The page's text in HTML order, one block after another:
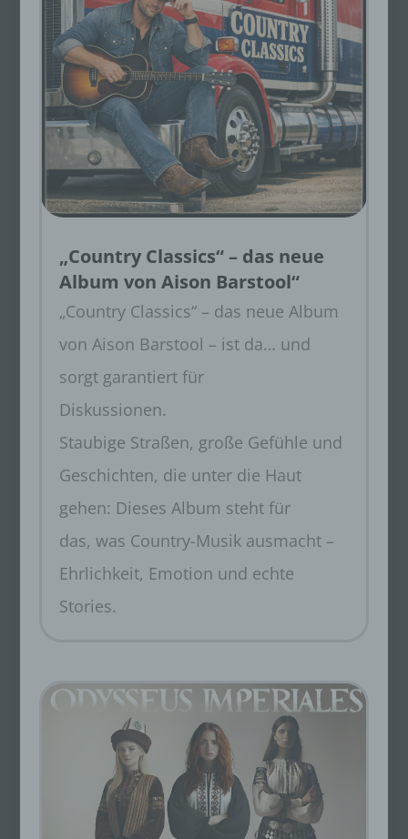
„Country Classics“ – das neue
Album von Aison Barstool“
„Country Classics“ – das neue Album
von Aison Barstool – ist da… und
sorgt garantiert für
Diskussionen.
Staubige Straßen, große Gefühle und
Geschichten, die unter die Haut
gehen: Dieses Album steht für
das, was Country-Musik ausmacht –
Ehrlichkeit, Emotion und echte
Stories.